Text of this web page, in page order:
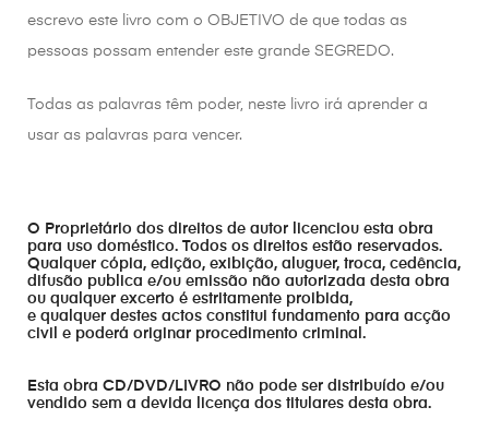
escrevo este livro com o OBJETIVO de que todas as
pessoas possam entender este grande SEGREDO.
Todas as palavras têm poder, neste livro irá aprender a
usar as palavras para vencer.
O Proprietário dos direitos de autor licenciou esta obra
para uso doméstico. Todos os direitos estão reservados.
Qualquer cópia, edição, exibição, aluguer, troca, cedência,
difusão publica e/ou emissão não autorizada desta obra
ou qualquer excerto é estritamente proibida,
e qualquer destes actos constitui fundamento para acção
civil e poderá originar procedimento criminal.
Esta obra CD/DVD/LIVRO não pode ser distribuído e/ou
vendido sem a devida licença dos titulares desta obra.